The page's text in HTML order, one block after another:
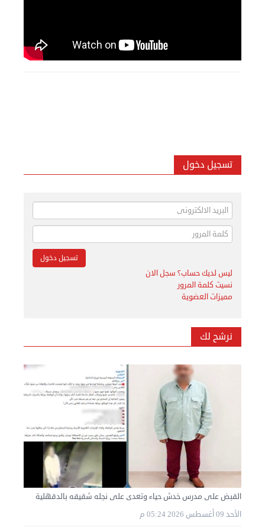
تسجيل دخول
ليس لديك حساب؟ سجل الان
نسيت كلمة المرور
مميزات العضوية
نرشح لك
القبض على مدرس خدش حياء وتعدى على نجله شقيقه بالدقهلية
الأحد 09 أغسطس 2026 05:24 م